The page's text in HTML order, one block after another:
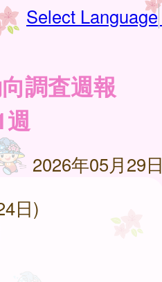
Select Language
調査週報
週
2026年05月29日
日)